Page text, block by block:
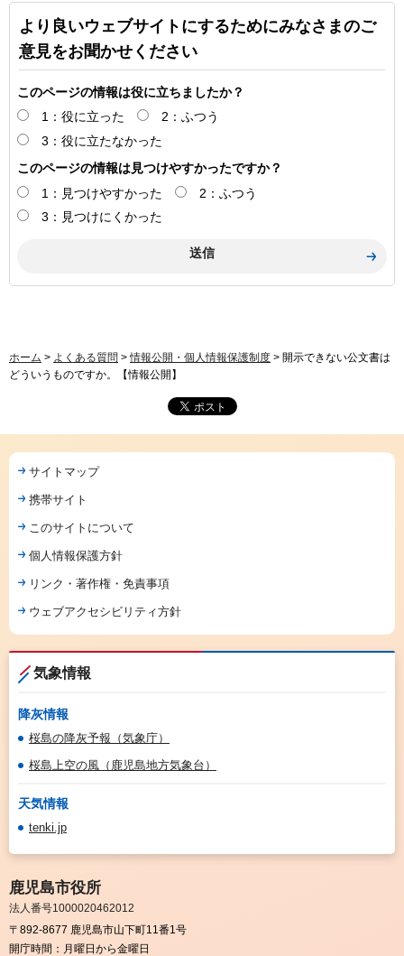
より良いウェブサイトにするためにみなさまのご
意見をお聞かせください
このページの情報は役に立ちましたか？
1：役に立った
2：ふつう
3：役に立たなかった
このページの情報は見つけやすかったですか？
1：見つけやすかった
2：ふつう
3：見つけにくかった
ホーム > よくある質問 >情報公開・個人情報保護制度 > 開示できない公文書は
どういうものですか。【情報公開】
サイトマップ
携帯サイト
このサイトについて
個人情報保護方針
リンク・著作権・免責事項
ウェブアクセシビリティ方針
気象情報
降灰情報
桜島の降灰予報（気象庁）
桜島上空の風（鹿児島地方気象台）
天気情報
tenki.jp
鹿児島市役所
法人番号1000020462012
〒892-8677 鹿児島市山下町11番1号
開庁時間： 月曜日から金曜日